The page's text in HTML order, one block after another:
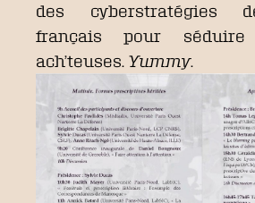
des cyberstratégies
français pour séduire
ach’teuses. Yummy.